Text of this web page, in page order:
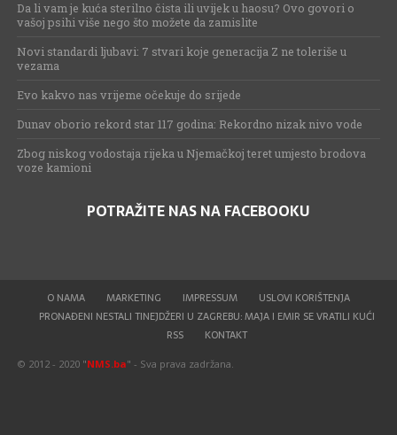
Da li vam je kuća sterilno čista ili uvijek u haosu? Ovo govori o
vašoj psihi više nego što možete da zamislite
Novi standardi ljubavi: 7 stvari koje generacija Z ne toleriše u
vezama
Evo kakvo nas vrijeme očekuje do srijede
Dunav oborio rekord star 117 godina: Rekordno nizak nivo vode
Zbog niskog vodostaja rijeka u Njemačkoj teret umjesto brodova
voze kamioni
POTRAŽITE NAS NA FACEBOOKU
O NAMA MARKETING IMPRESSUM
USLOVI KORIŠTENJA
PRONAĐENI NESTALI TINEJDŽERI U ZAGREBU: MAJA I EMIR SE VRATILI KUĆI
RSS
KONTAKT
© 2012 - 2020 "NMS.ba" - Sva prava zadržana.